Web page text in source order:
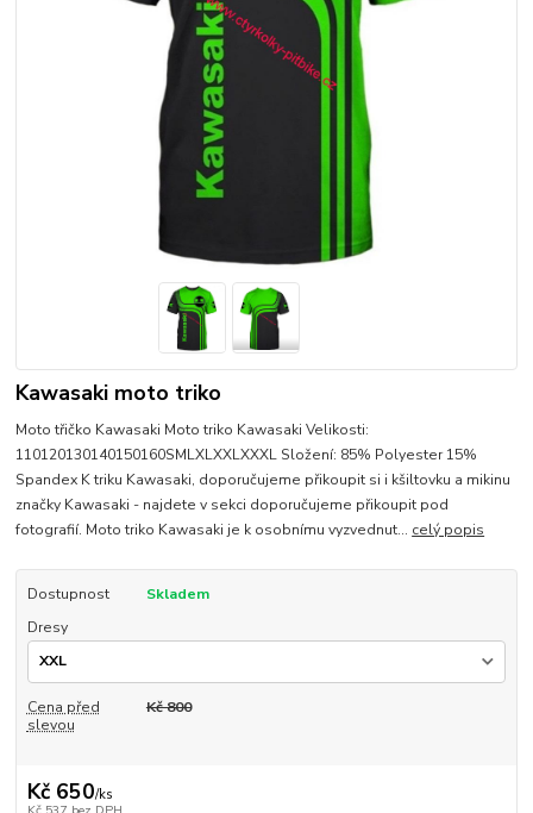
Kawasaki moto triko
Moto třičko Kawasaki Moto triko Kawasaki Velikosti:
110120130140150160SMLXLXXLXXXL Složení: 85% Polyester 15%
Spandex K triku Kawasaki, doporučujeme přikoupit si i kšiltovku a mikinu
značky Kawasaki - najdete v sekci doporučujeme přikoupit pod
fotografií. Moto triko Kawasaki je k osobnímu vyzvednut... celý popis
Dostupnost
Skladem
Dresy
Cena před
slevou
Kč 800
Kč 650/ks